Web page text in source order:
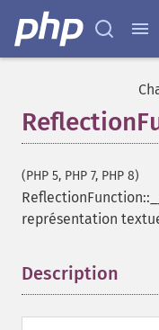
(PHP 5, PHP 7, PHP 8)
représentation
Description